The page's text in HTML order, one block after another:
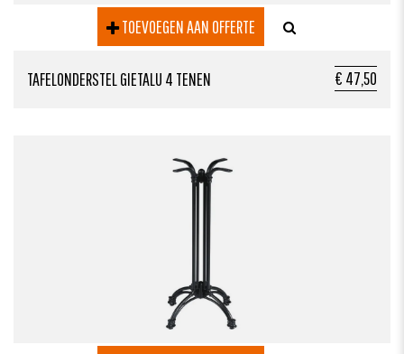
TOEVOEGEN AAN OFFERTE
€ 47,50
TAFELONDERSTEL GIETALU 4 TENEN